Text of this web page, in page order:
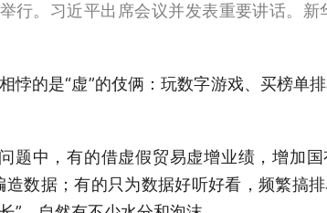
行。习近平出席会议并发表重要讲话。新
悖的是“虚”的伎俩：玩数字游戏、买榜单
题中，有的借虚假贸易虚增业绩，增加
数据；有的只为数据好听好看，频繁搞